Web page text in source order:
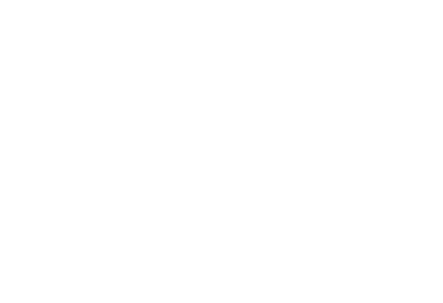
elektronischer Schaltung und
– und auf jedem Terrain souverän